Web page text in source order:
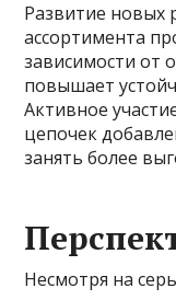
Развитие новых
ассортимента
зависимости от
повышает
Активное
цепочек
занять более
Несмотря на